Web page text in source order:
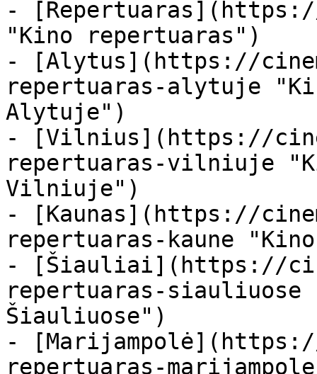
-
"Kino repertuaras")
- [Alytus](https://
repertuaras-alytuje
Alytuje")
- [Vilnius](https://
repertuaras-vilniuje
Vilniuje")
- [Kaunas](https://
repertuaras-kaune
- [Šiauliai](https://
repertuaras-
Šiauliuose")
-
repertuaras-